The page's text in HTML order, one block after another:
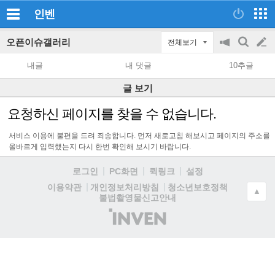
인벤
오픈이슈갤러리 전체보기
공
지
on/off
검
색
글
쓰
기
내글 내 댓글 10추글
글 보기
요청하신 페이지를 찾을 수 없습니다.
서비스 이용에 불편을 드려 죄송합니다. 먼저 새로고침 해보시고 페이지의 주소를
올바르게 입력했는지 다시 한번 확인해 보시기 바랍니다.
로그인 PC화면 퀵링크
설정
이용약관
개인정보처리방침
청소년보호정책
불법촬영물신고안내
(주)
인
▲